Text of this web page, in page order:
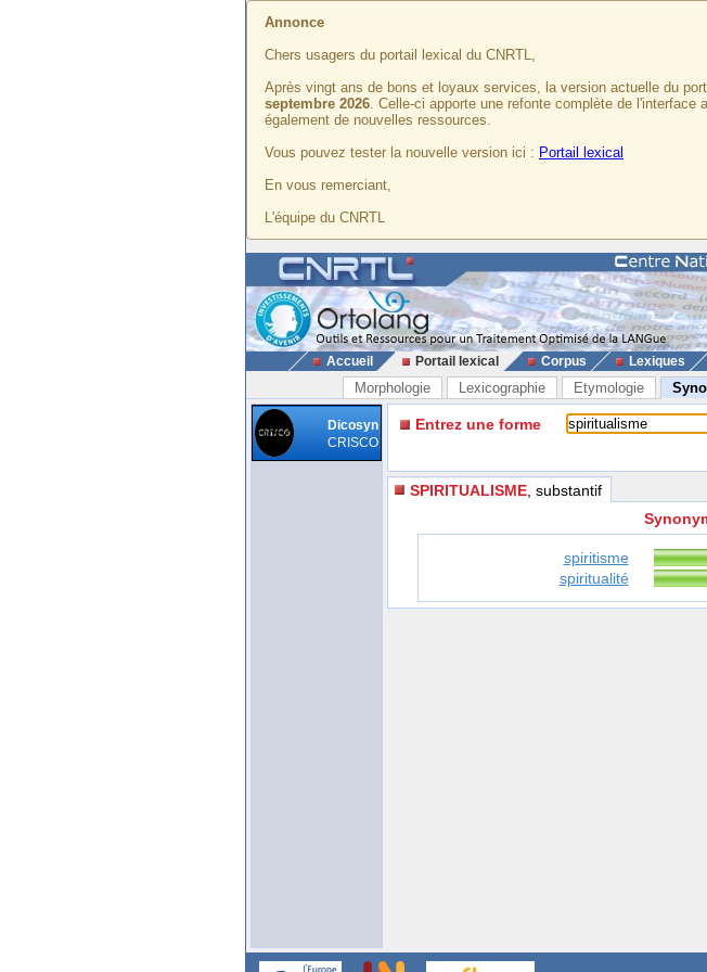
Annonce
Chers usagers du portail lexical du CNRTL,
Après vingt ans de bons et loyaux services, la version actuelle du
septembre 2026. Celle-ci apporte une refonte complète de
également de nouvelles ressources.
Vous pouvez tester la nouvelle version ici : Portail lexical
En vous remerciant,
L'équipe du CNRTL
Accueil Portail lexical Corpus Lexiques
Morphologie Lexicographie Etymologie
Dicosyn
CRISCO
Entrez une forme
SPIRITUALISME , substantif
spiritisme
spiritualité